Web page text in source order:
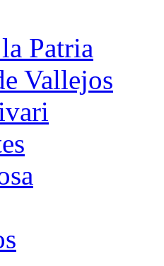
Patria
Vallejos